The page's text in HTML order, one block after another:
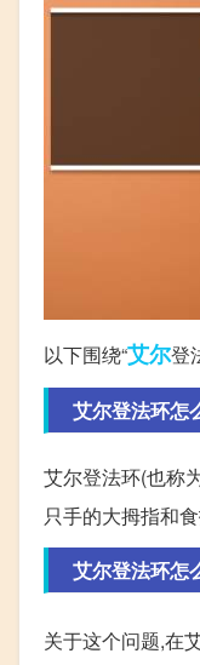
以下围绕“艾尔登
艾尔登法环怎
艾尔登法环(也称
只手的大拇指和
艾尔登法环怎
关于这个问题,在